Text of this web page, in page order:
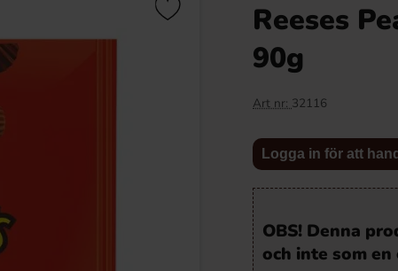
Reeses
90g
Art nr: 32116
Logga in för att
OBS! Denna
och inte som en